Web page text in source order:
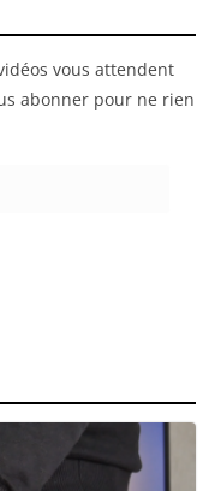
vous attendent
abonner pour ne rien